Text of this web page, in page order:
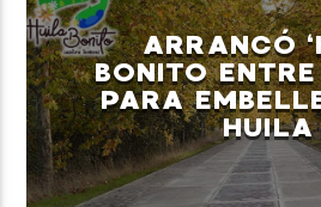
Neiva Estereo
ARRANCÓ
BONITO
PARA
HUILA